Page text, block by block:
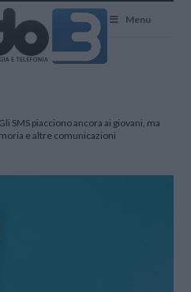
Menu
Gli SMS piacciono ancora ai giovani, ma
e altre comunicazioni